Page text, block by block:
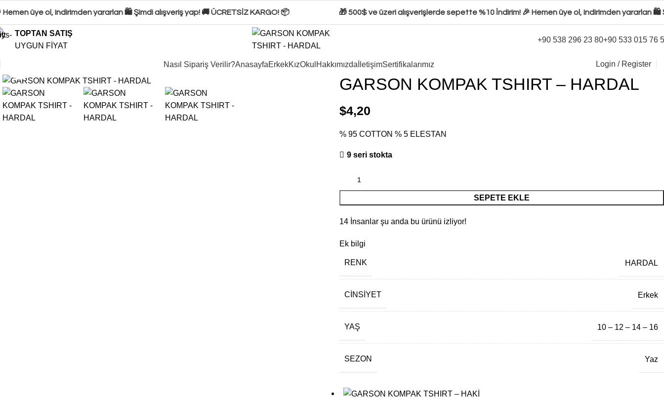
üye ol, indirimden yararlan 🛍️ Şimdi alışveriş yap! 🚚 ÜCRETSİZ KARGO! 📦 🎁 500$ ve üzeri alışverişlerde sepette %10 İndirim! 🎉 Hemen üye ol, indirimden yararlan 🛍️
TOPTAN SATIŞ
UYGUN FİYAT
+90 538 296 23 80+90 533 015 76
Nasıl Sipariş Verilir?AnasayfaErkekKızOkul Hakkımızda İletişimSertifikalarımız Login / Register
GARSON KOMPAK TSHIRT – HARDAL
$4,20
% 95 COTTON % 5 ELESTAN
9 seri stokta
SEPETE EKLE
14 İnsanlar şu anda bu ürünü izliyor!
Ek bilgi
RENK HARDAL
CINSIYET Erkek
YAŞ 10 – 12 – 14 – 16
SEZON Yaz
SERI ADETI